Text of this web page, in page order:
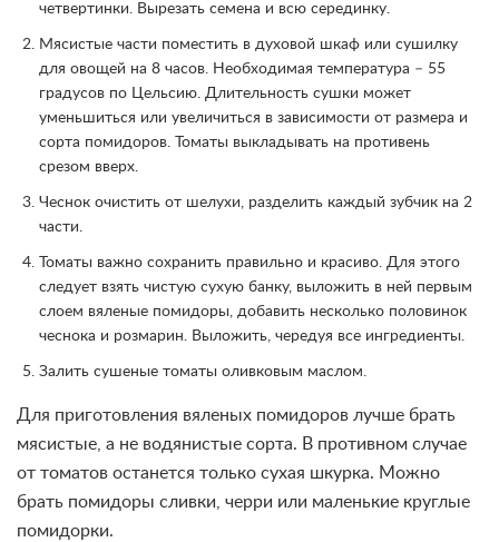
четвертинки. Вырезать семена и всю серединку.
Мясистые части поместить в духовой шкаф или сушилку
для овощей на 8 часов. Необходимая температура – 55
градусов по Цельсию. Длительность сушки может
уменьшиться или увеличиться в зависимости от размера и
сорта помидоров. Томаты выкладывать на противень
срезом вверх.
Чеснок очистить от шелухи, разделить каждый зубчик на 2
части.
Томаты важно сохранить правильно и красиво. Для этого
следует взять чистую сухую банку, выложить в ней первым
слоем вяленые помидоры, добавить несколько половинок
чеснока и розмарин. Выложить, чередуя все ингредиенты.
Залить сушеные томаты оливковым маслом.
Для приготовления вяленых помидоров лучше брать
мясистые, а не водянистые сорта. В противном случае
от томатов останется только сухая шкурка. Можно
брать помидоры сливки, черри или маленькие круглые
помидорки.